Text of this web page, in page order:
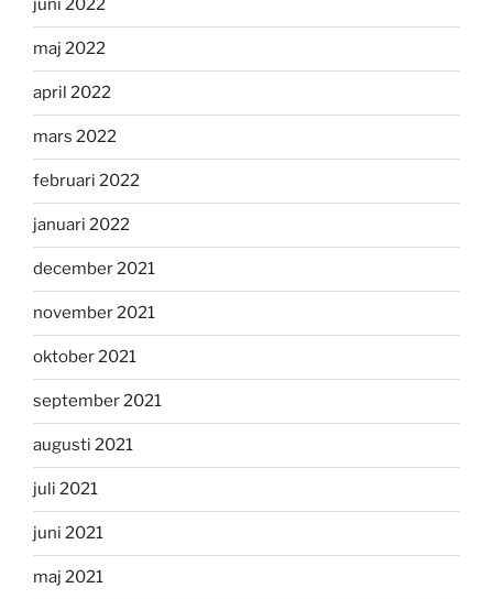
juni 2022
maj 2022
april 2022
mars 2022
februari 2022
januari 2022
december 2021
november 2021
oktober 2021
september 2021
augusti 2021
juli 2021
juni 2021
maj 2021